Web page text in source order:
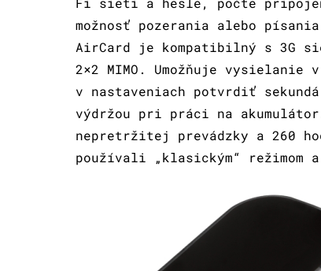
možnosť pozerania alebo
AirCard je kompatibilný s 3G
2×2 MIMO. Umožňuje
v nastaveniach potvrdiť
výdržou pri práci na
nepretržitej prevádzky a 260
používali „klasickým“ režimom